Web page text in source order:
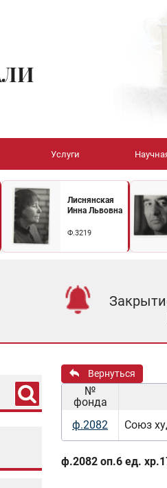
Услуги
Лиснянская
Инна Львовна
Ф.3219
Вернуться
№
фонда
ф.2082
Союз
ф.2082 оп.6 ед.